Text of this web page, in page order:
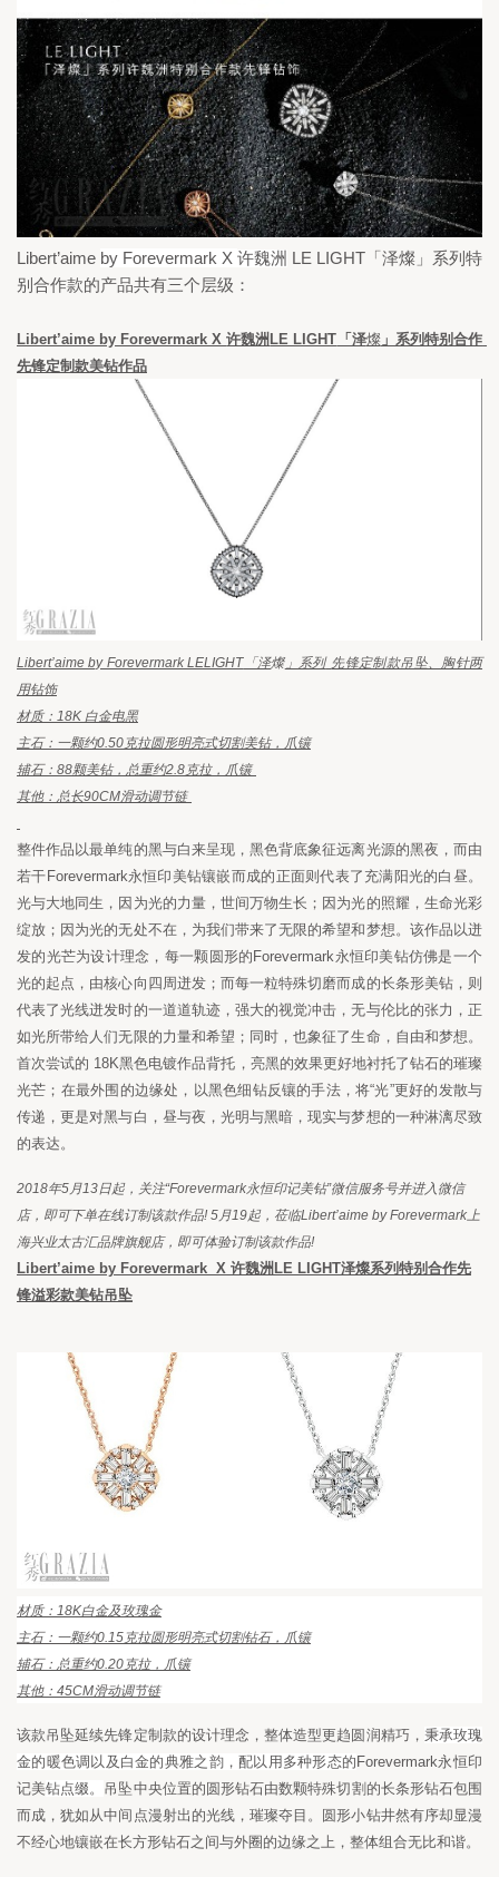
Libert’aime by Forevermark X 许魏洲 LE LIGHT 「泽燦」系列特
别合作款的产品共有三个层级：
Libert’aime by Forevermark X 许魏洲 LE LIGHT 「泽燦」系列特别合作
先锋定制款美钻作品
Libert’aime by Forevermark LELIGHT「泽燦」系列 先锋定制款吊坠、胸针两
用钻饰
材质： 18K 白金电黑
主石：一颗约0.50 克拉圆形明亮式切割美钻，爪镶
辅石： 88颗美钻，总重约2.8 克拉，爪镶
其他：总长90CM滑动调节链
整件作品以最单纯的黑与白来呈现，黑色背底象征远离光源的黑夜，而由
若干 Forevermark永恒印美钻镶嵌而成的正面则代表了充满阳光的白昼。
光与大地同生，因为光的力量，世间万物生长；因为光的照耀，生命光彩
绽放；因为光的无处不在，为我们带来了无限的希望和梦想。该作品以迸
发的光芒为设计理念，每一颗圆形的 Forevermark永恒印美钻仿佛是一个
光的起点，由核心向四周迸发；而每一粒特殊切磨而成的长条形美钻，则
代表了光线迸发时的一道道轨迹，强大的视觉冲击，无与伦比的张力，正
如光所带给人们无限的力量和希望；同时，也象征了生命，自由和梦想。
首次尝试的 18K黑色电镀作品背托，亮黑的效果更好地衬托了钻石的璀璨
光芒；在最外围的边缘处，以黑色细钻反镶的手法，将“光”更好的发散与
传递，更是对黑与白，昼与夜，光明与黑暗，现实与梦想的一种淋漓尽致
的表达。
2018年5 月13日起，关注“Forevermark永恒印记美钻”微信服务号并进入微信
店，即可下单在线订制该款作品! 5 月19起，莅临Libert’aime by Forevermark 上
海兴业太古汇品牌旗舰店，即可体验订制该款作品!
Libert’aime by Forevermark  X 许魏洲 LE LIGHT泽燦系列特别合作先
锋溢彩款美钻吊坠
材质： 18K白金及玫瑰金
主石：一颗约0.15 克拉圆形明亮式切割钻石，爪镶
辅石：总重约0.20 克拉，爪镶
其他： 45CM滑动调节链
该款吊坠延续先锋定制款的设计理念，整体造型更趋圆润精巧， 秉承玫瑰
金的暖色调以及白金的典雅之韵，配以用多种形态的 Forevermark永恒印
记美钻点缀。 吊坠中央位置的圆形钻石由数颗特殊切割的长条形钻石包围
而成，犹如从中间点漫射出的光线，璀璨夺目。圆形小钻井然有序却显漫
不经心地镶嵌在长方形钻石之间与外圈的边缘之上，整体组合无比和谐。